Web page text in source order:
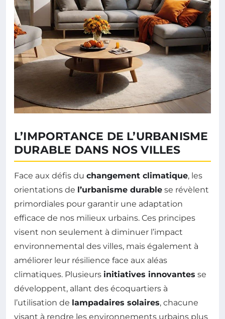
L’IMPORTANCE DE L’URBANISME
DURABLE DANS NOS VILLES
Face aux défis du changement climatique, les
orientations de l’urbanisme durable se révèlent
primordiales pour garantir une adaptation
efficace de nos milieux urbains. Ces principes
visent non seulement à diminuer l’impact
environnemental des villes, mais également à
améliorer leur résilience face aux aléas
climatiques. Plusieurs initiatives innovantes se
développent, allant des écoquartiers à
l’utilisation de lampadaires solaires, chacune
visant à rendre les environnements urbains plus